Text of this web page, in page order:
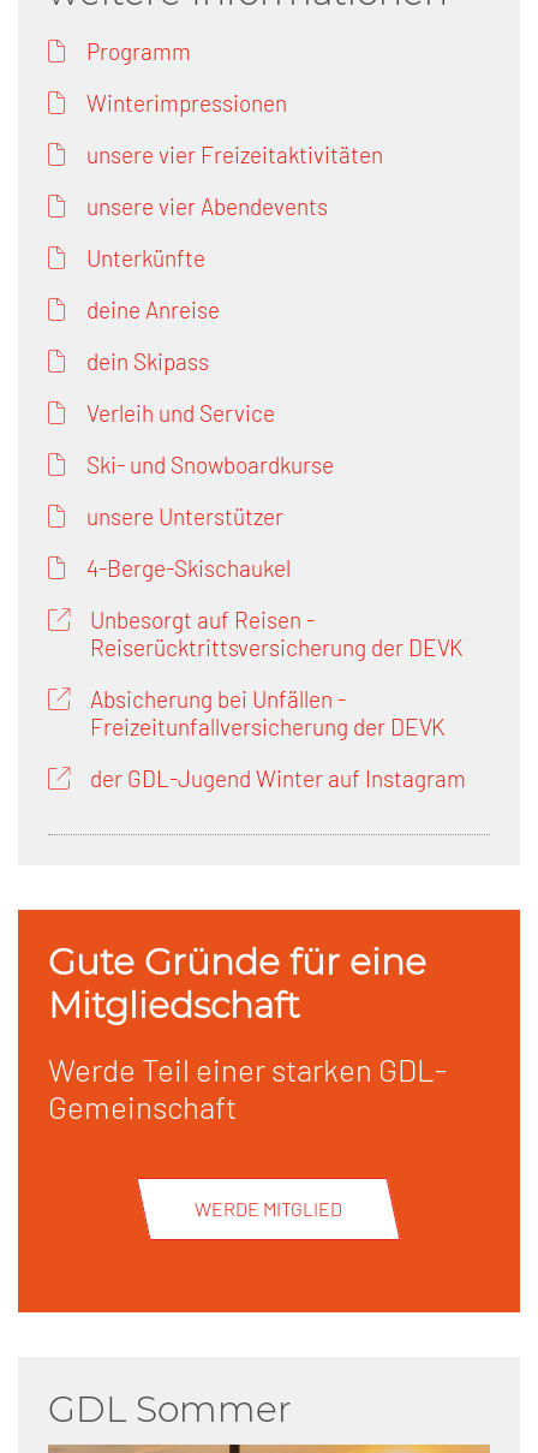
Programm
Winterimpressionen
unsere vier Freizeitaktivitäten
unsere vier Abendevents
Unterkünfte
deine Anreise
dein Skipass
Verleih und Service
Ski- und Snowboardkurse
unsere Unterstützer
4-Berge-Skischaukel
Unbesorgt auf Reisen -
Reiserücktrittsversicherung der DEVK
Absicherung bei Unfällen -
Freizeitunfallversicherung der DEVK
der GDL-Jugend Winter auf Instagram
Gute Gründe für eine
Mitgliedschaft
Werde Teil einer starken GDL-
Gemeinschaft
WERDE MITGLIED
GDL Sommer